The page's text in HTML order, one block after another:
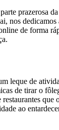
prazerosa
nos
de forma
leque de
de tirar o
ao